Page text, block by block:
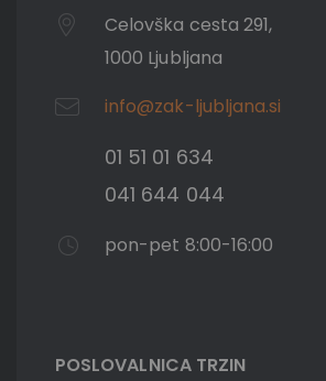
Celovška cesta 291,
1000 Ljubljana
info@zak-ljubljana.si
01 51 01 634
041 644 044
pon-pet 8:00-16:00
POSLOVALNICA TRZIN